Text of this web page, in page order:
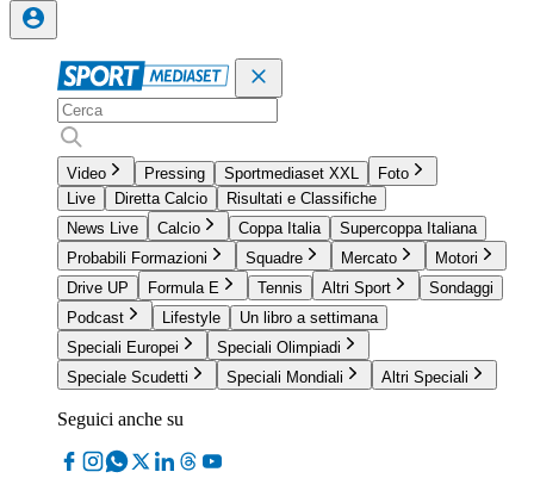
Video Pressing Sportmediaset XXL
Foto
Live
Diretta Calcio
Risultati e Classifiche
News Live
Calcio Coppa Italia
Supercoppa Italiana
Probabili Formazioni
Squadre Mercato
Motori
Drive UP
Formula E Tennis Altri Sport
Sondaggi
Podcast
Lifestyle
Un libro a settimana
Speciali Europei
Speciali Olimpiadi
Speciale Scudetti
Speciali Mondiali Altri Speciali
Seguici anche su